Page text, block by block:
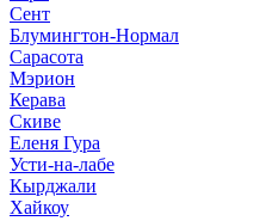
Сент
Блумингтон-Нормал
Сарасота
Мэрион
Керава
Скиве
Еленя Гура
Усти-на-лабе
Кырджали
Хайкоу